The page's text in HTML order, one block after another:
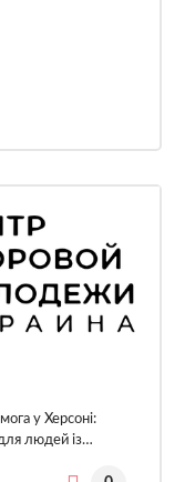
у Херсоні:
людей із…